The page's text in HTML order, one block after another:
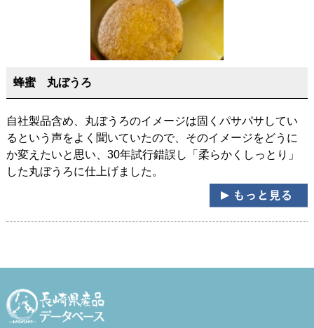
蜂蜜 丸ぼうろ
自社製品含め、丸ぼうろのイメージは固くパサパサしてい
るという声をよく聞いていたので、そのイメージをどうに
か変えたいと思い、30年試行錯誤し「柔らかくしっとり」
した丸ぼうろに仕上げました。